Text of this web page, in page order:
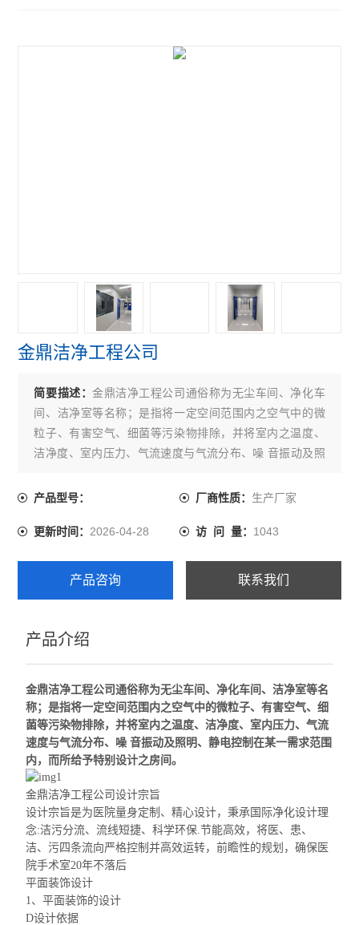
金鼎洁净工程公司
简要描述：金鼎洁净工程公司通俗称为无尘车间、净化车
间、洁净室等名称；是指将一定空间范围内之空气中的微
粒子、有害空气、细菌等污染物排除，并将室内之温度、
洁净度、室内压力、气流速度与气流分布、噪 音振动及照
间。
产品型号： 厂商性质： 生产厂家
更新时间：2026-04-28 访 问 量： 1043
产品咨询 联系我们
产品介绍
金鼎洁净工程公司通俗称为无尘车间、净化车间、洁净室等名
称；是指将一定空间范围内之空气中的微粒子、有害空气、细
菌等污染物排除，并将室内之温度、洁净度、室内压力、气流
速度与气流分布、噪 音振动及照明、静电控制在某一需求范围
内，而所给予特别设计之房间。
金鼎洁净工程公司设计宗旨
设计宗旨是为医院量身定制、精心设计，秉承国际净化设计理
念:洁污分流、流线短捷、科学环保.节能高效，将 医、患、
洁、污四条流向严格控制并高效运转，前瞻性的规划，确保医
院手术室20年不落后
平面装饰设计
1、平面装饰的设计
D设计依据